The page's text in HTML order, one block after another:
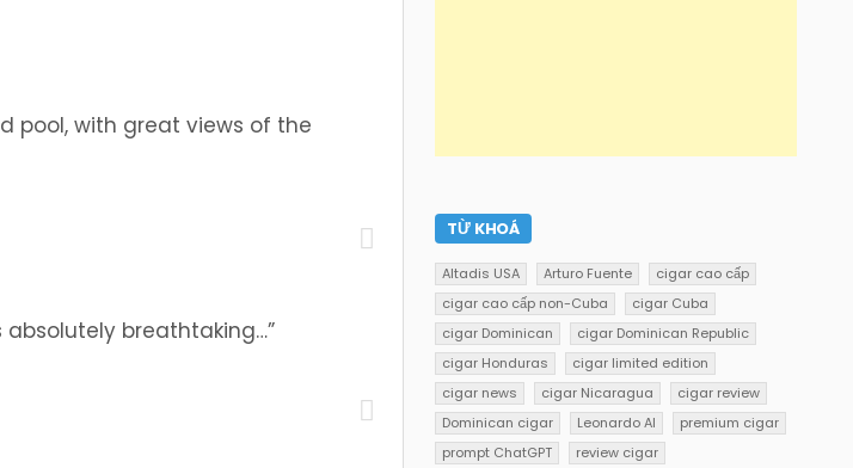
pool, with great views of the
breathtaking…”
TỪ KHOÁ
Altadis USA Arturo Fuente
cigar cao cấp
cigar cao cấp non-Cuba
cigar Cuba
cigar Dominican
cigar Dominican Republic
cigar Honduras
cigar limited edition
cigar news
cigar Nicaragua
cigar review
Dominican cigar
Leonardo AI
premium cigar
prompt ChatGPT
review cigar